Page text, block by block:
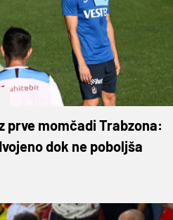
prve momčadi Trabzona:
dok ne poboljša